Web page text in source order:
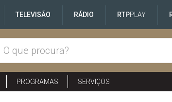
TELEVISÃO RÁDIO RTPPLAY
PROGRAMAS SERVIÇOS